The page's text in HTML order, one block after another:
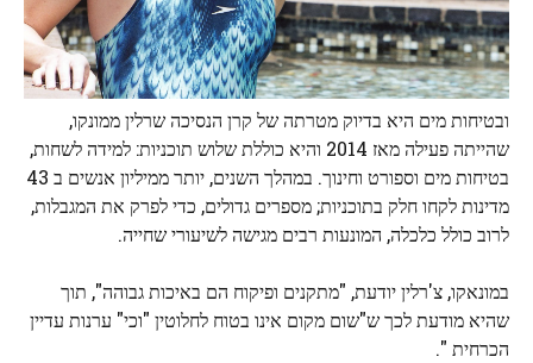
ובטיחות מים היא בדיוק מטרתה של קרן הנסיכה שרלין ממונקו,
שהייתה פעילה מאז 2014 והיא כוללת שלוש תוכניות: למידה לשחות,
בטיחות מים וספורט וחינוך. במהלך השנים, יותר ממיליון אנשים ב 43
מדינות לקחו חלק בתוכניות; מספרים גדולים, כדי לפרק את המגבלות,
לרוב כולל כלכלה, המונעות רבים מגישה לשיעורי שחייה.
במונאקו, צ'רלין יודעת, "מתקנים ופיקוח הם באיכות גבוהה", תוך
שהיא מודעת לכך ש"שום מקום אינו בטוח לחלוטין "וכי" ערנות עדיין
הכרחית ".